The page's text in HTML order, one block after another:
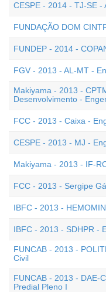
CESPE - 2014 - TJ-SE
FUNDAÇÃO DOM
FUNDEP - 2014 -
FGV - 2013 - AL-MT -
Makiyama - 2013 -
Desenvolvimento -
FCC - 2013 - Caixa -
CESPE - 2013 - MJ -
Makiyama - 2013 - IF-
FCC - 2013 - Sergipe
IBFC - 2013 -
IBFC - 2013 - SDHPR -
FUNCAB - 2013 -
Civil
FUNCAB - 2013 - DAE-
Predial Pleno I